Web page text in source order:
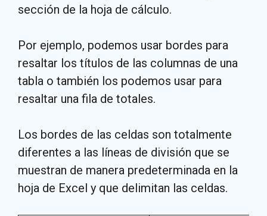
sección de la hoja de cálculo.
Por ejemplo, podemos usar bordes para
resaltar los títulos de las columnas de una
tabla o también los podemos usar para
resaltar una fila de totales.
Los bordes de las celdas son totalmente
diferentes a las líneas de división que se
muestran de manera predeterminada en la
hoja de Excel y que delimitan las celdas.